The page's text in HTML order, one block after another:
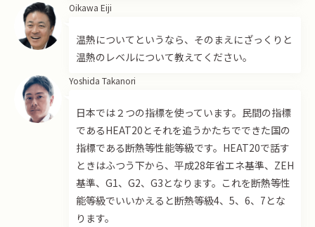
Oikawa Eiji
温熱についてというなら、そのまえにざっくりと
温熱のレベルについて教えてください。
Yoshida Takanori
日本では２つの指標を使っています。民間の指標
であるHEAT20とそれを追うかたちでできた国の
指標である断熱等性能等級です。HEAT20で話す
ときはふつう下から、平成28年省エネ基準、ZEH
基準、G1、G2、G3となります。これを断熱等性
能等級でいいかえると断熱等級4、5、6、7とな
ります。